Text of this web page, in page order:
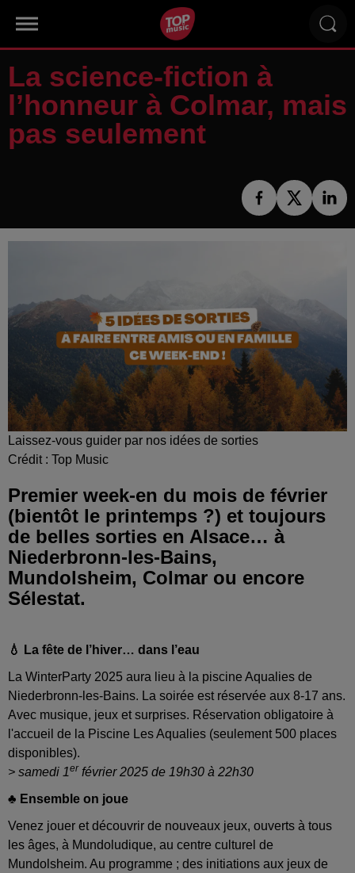
La science-fiction à
l’honneur à Colmar, mais
pas seulement
Laissez-vous guider par nos idées de sorties
Crédit : Top Music
Premier week-en du mois de février
(bientôt le printemps ?) et toujours
de belles sorties en Alsace… à
Niederbronn-les-Bains,
Mundolsheim, Colmar ou encore
Sélestat.
💧 La fête de l’hiver… dans l’eau
La WinterParty 2025 aura lieu à la piscine Aqualies de
Niederbronn-les-Bains. La soirée est réservée aux 8-17 ans.
Avec musique, jeux et surprises. Réservation obligatoire à
l'accueil de la Piscine Les Aqualies (seulement 500 places
disponibles).
> samedi 1er février 2025 de 19h30 à 22h30
♣️ Ensemble on joue
Venez jouer et découvrir de nouveaux jeux, ouverts à tous
les âges, à Mundoludique, au centre culturel de
Mundolsheim. Au programme ; des initiations aux jeux de